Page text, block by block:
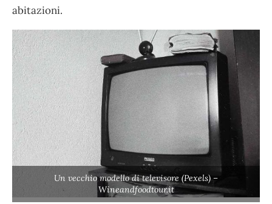
abitazioni.
Un vecchio modello di televisore (Pexels) –
Wineandfoodtour.it